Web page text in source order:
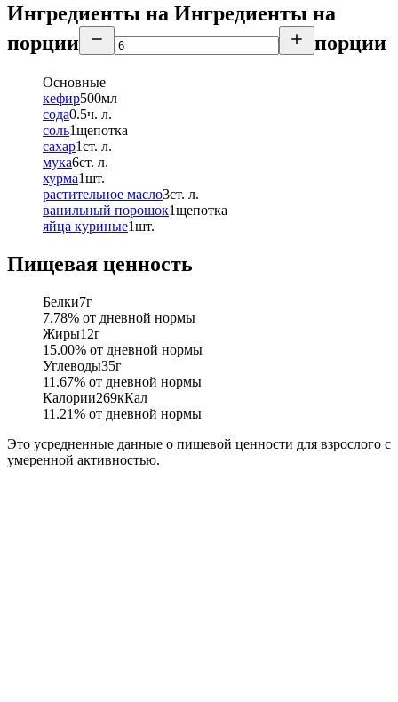
Ингредиенты на Ингредиенты на
порции
порции
Основные
кефир500мл
сода0.5ч. л.
соль1щепотка
сахар1ст. л.
мука6ст. л.
хурма1шт.
растительное масло3ст. л.
ванильный порошок1щепотка
яйца куриные1шт.
Пищевая ценность
Белки7г
7.78% от дневной нормы
Жиры12г
15.00% от дневной нормы
Углеводы35г
11.67% от дневной нормы
Калории269кКал
11.21% от дневной нормы
Это усредненные данные о пищевой ценности для взрослого с
умеренной активностью.